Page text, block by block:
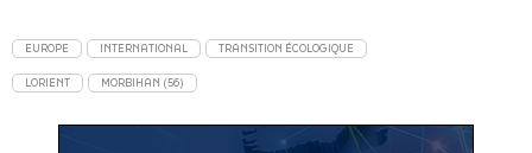
EUROPE INTERNATIONAL TRANSITION ÉCOLOGIQUE
LORIENT MORBIHAN (56)